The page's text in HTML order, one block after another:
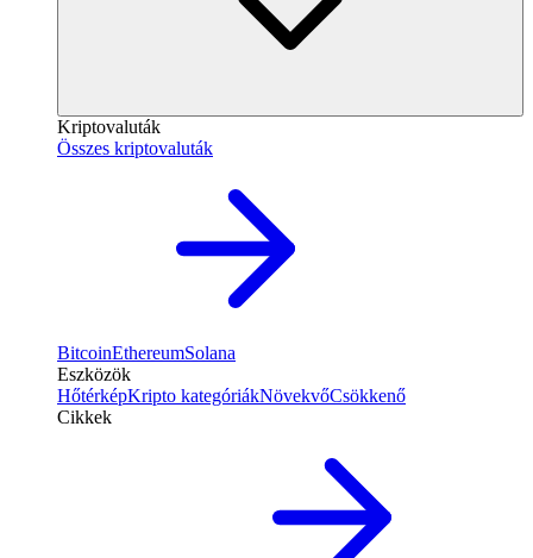
Kriptovaluták
Összes kriptovaluták
BitcoinEthereumSolana
Eszközök
HőtérképKripto kategóriákNövekvőCsökkenő
Cikkek